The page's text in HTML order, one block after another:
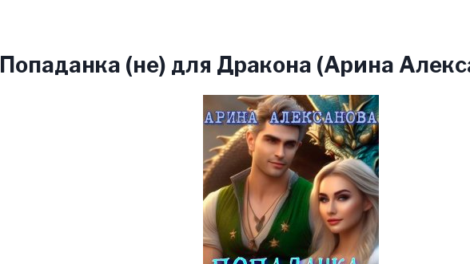
Попаданка (не) для Дракона (Арина